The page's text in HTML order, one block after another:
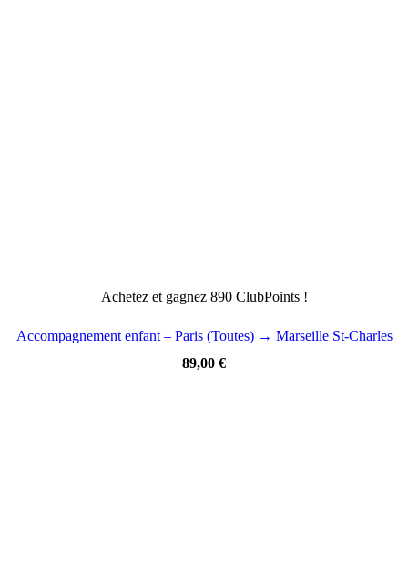
Achetez et gagnez 890 ClubPoints !
Accompagnement enfant – Paris (Toutes) → Marseille St-Charles
89,00 €